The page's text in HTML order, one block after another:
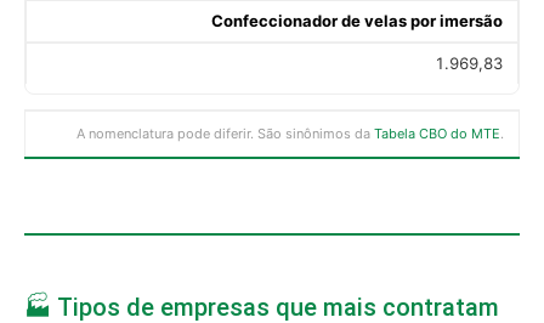
Confeccionador de velas por imersão
1.969,83
A nomenclatura pode diferir. São sinônimos da Tabela CBO do MTE.
🏭 Tipos de empresas que mais contratam